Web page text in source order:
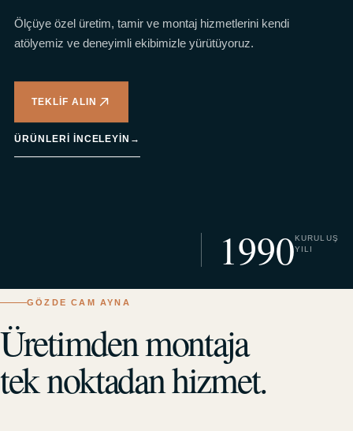
Ölçüye özel üretim, tamir ve montaj hizmetlerini kendi
atölyemiz ve deneyimli ekibimizle yürütüyoruz.
TEKLIF ALIN
ÜRÜNLERI INCELEYIN →
1990KURULUŞ
YILI
GÖZDE CAM AYNA
Üretimden montaja
tek noktadan hizmet.